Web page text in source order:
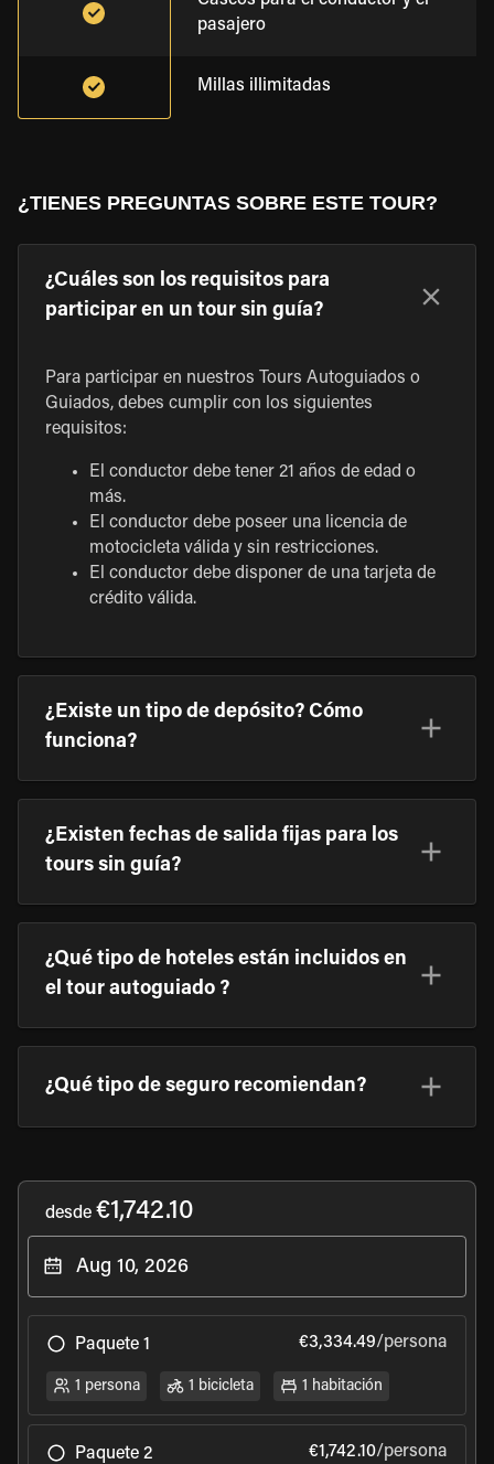
pasajero
Millas illimitadas
¿TIENES PREGUNTAS SOBRE ESTE TOUR?
¿Cuáles son los requisitos para
participar en un tour sin guía?
Para participar en nuestros Tours Autoguiados o
Guiados, debes cumplir con los siguientes
requisitos:
El conductor debe tener 21 años de edad o
más.
El conductor debe poseer una licencia de
motocicleta válida y sin restricciones.
El conductor debe disponer de una tarjeta de
crédito válida.
¿Existe un tipo de depósito? Cómo
funciona?
¿Existen fechas de salida fijas para los
tours sin guía?
¿Qué tipo de hoteles están incluidos en
el tour autoguiado ?
¿Qué tipo de seguro recomiendan?
desde €1,742.10
Paquete 1 €3,334.49/persona
1 persona 1 bicicleta 1 habitación
Paquete 2 €1,742.10/persona